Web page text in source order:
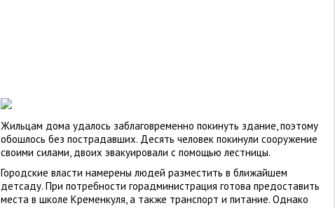
Жильцам дома удалось заблаговременно покинуть здание, поэтому
обошлось без пострадавших. Десять человек покинули сооружение
своими силами, двоих эвакуировали с помощью лестницы.
Городские власти намерены людей разместить в ближайшем
детсаду. При потребности горадминистрация готова предоставить
места в школе Кременкуля, а также транспорт и питание. Однако